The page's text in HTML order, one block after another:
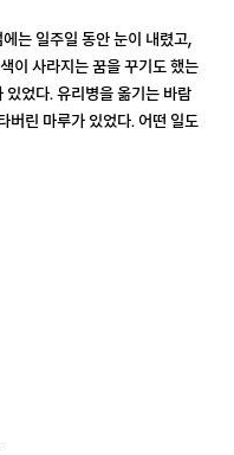
는 일주일 동안 눈이 내렸고,
이 사라지는 꿈을 꾸기도 했는
있었다. 유리병을 옮기는 바람
버린 마루가 있었다. 어떤 일도